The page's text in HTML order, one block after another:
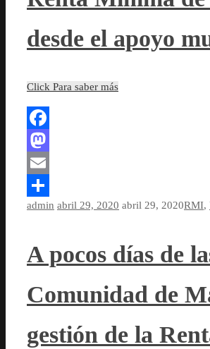
desde el apoyo
Click Para saber más
Facebook
Mastodon
Email
Compartir
admin abril 29, 2020 abril 29, 2020RMI,
A pocos días de
Comunidad de
gestión de la